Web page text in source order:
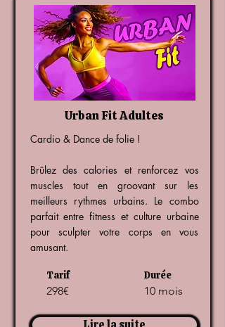
Urban Fit Adultes
Cardio & Dance de folie !
Brûlez des calories et renforcez vos
muscles tout en groovant sur les
meilleurs rythmes urbains. Le combo
parfait entre fitness et culture urbaine
pour sculpter votre corps en vous
amusant.
Tarif
298€
Durée
10 mois